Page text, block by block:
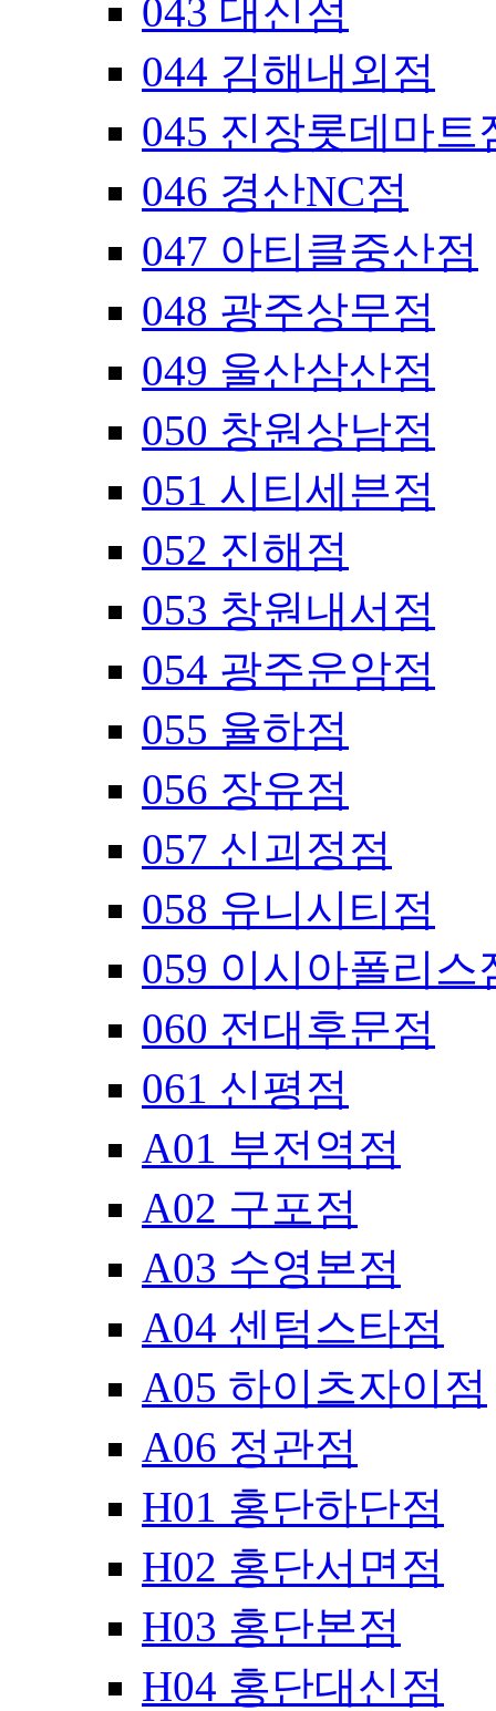
043 대신점
044 김해내외점
045 진장롯데마트
046 경산NC점
047 아티클중산점
048 광주상무점
049 울산삼산점
050 창원상남점
051 시티세븐점
052 진해점
053 창원내서점
054 광주운암점
055 율하점
056 장유점
057 신괴정점
058 유니시티점
059 이시아폴리스
060 전대후문점
061 신평점
A01 부전역점
A02 구포점
A03 수영본점
A04 센텀스타점
A05 하이츠자이점
A06 정관점
H01 홍단하단점
H02 홍단서면점
H03 홍단본점
H04 홍단대신점